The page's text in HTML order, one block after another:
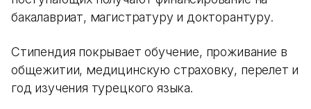
бакалавриат, магистратуру и докторантуру.
Стипендия покрывает обучение, проживание в
общежитии, медицинскую страховку, перелет и
год изучения турецкого языка.